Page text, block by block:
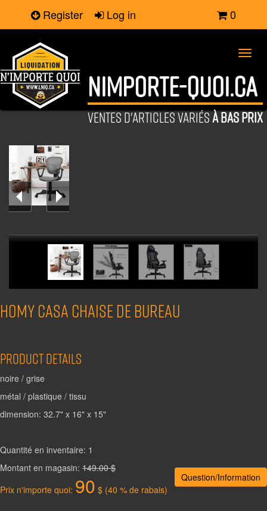
0
Register Log in
NIMPORTE-QUOI.CA
VENTES D'ARTICLES VARIÉSÀ BAS PRIX
HOMY CASA chaise de bureau
Product Details
noire / grise
métal / plastique / tissu
dimension: 32.7" x 16" x 15"
Quantité en inventaire: 1
Question/Information
Montant en magasin: 149.00 $
Prix n'importe quoi: 90 $ (40 % de rabais)